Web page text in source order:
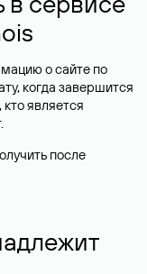
о сайте по
когда завершится
является
после